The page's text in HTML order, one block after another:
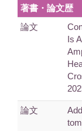
著書・論文歴
論文
Is
論文